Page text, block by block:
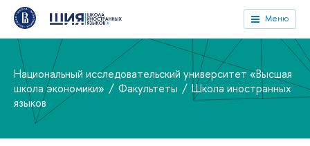
Меню
Национальный исследовательский университет «Высшая
школа экономики»
Факультеты
Школа иностранных
языков